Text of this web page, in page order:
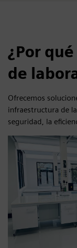
¿Por
de
Ofrecemos
infraestructura de
seguridad, la